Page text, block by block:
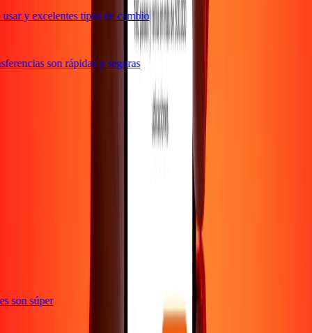
y excelentes tipos de cambio
son rápidas y seguras
son súper